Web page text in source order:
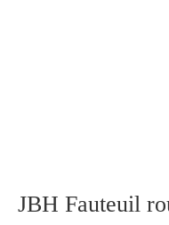
JBH Fauteuil